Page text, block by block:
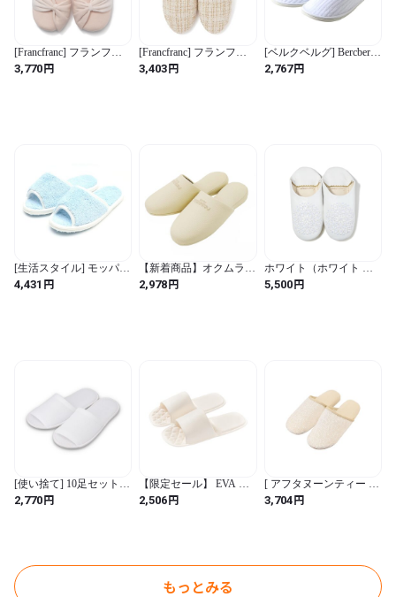
[Francfranc] フランフラ
ン リボン ルームシュー
ズ ピンク (ピンク / M /
3,770円
[Francfranc] フランフラ
ン ツイード ルームシュ
ーズ ホワイト
3,403円
[ベルクベルグ] Bercberg
高級 ベルベット地 使い
捨て スリッパ 携帯用 ホ
2,767円
[生活スタイル] モッパー
II お掃除スリッパ M ブ
ルー 日本製 抗菌防臭 吸
4,431 円
【新着商品】オクムラ
スリッパ レノマ・パリ
ス サヴァ M・Ｌサイズ
2,978円
ホワイト（ホワイト ス
パンコール） レザー バ
ブーシュ スリッパ
5,500円
[使い捨て] 10足セット
パイル素材 個包装 [ニッ
ポンスリッパ] ホワイト
2,770円
【限定セール】 EVA ポ
ータブル 折りたたみ ス
リッパ 滑り止め 防臭 折
2,506円
[ アフタヌーンティー リ
ビング ] AfternoonTea
LIVING スリッパ・ルー
3,704円
もっとみる